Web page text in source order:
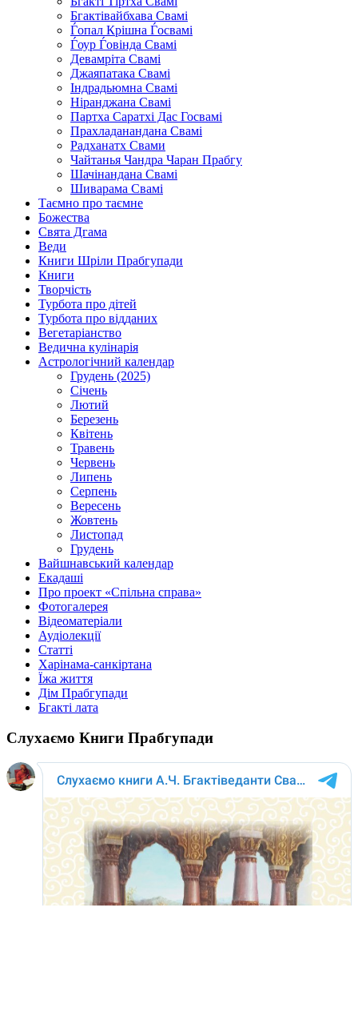
Бгактівайбхава Свамі
Ѓопал Крішна Ѓосвамі
Ѓоур Ѓовінда Свамі
Девамріта Свамі
Джаяпатака Свамі
Індрадьюмна Свамі
Ніранджана Свамі
Партха Саратхі Дас Госвамі
Прахладанандана Свамі
Радханатх Свами
Чайтанья Чандра Чаран Прабгу
Шачінандана Свамі
Шиварама Свамі
Таємно про таємне
Божества
Свята Дгама
Веди
Книги Шріли Прабгупади
Книги
Творчість
Турбота про дітей
Турбота про відданих
Вегетаріанство
Ведична кулінарія
Астрологічний календар
Грудень (2025)
Січень
Лютий
Березень
Квітень
Травень
Червень
Липень
Серпень
Вересень
Жовтень
Листопад
Грудень
Вайшнавський календар
Екадаші
Про проект «Спільна справа»
Фотогалерея
Відеоматеріали
Аудіолекції
Статті
Харінама-санкіртана
Їжа життя
Дім Прабгупади
Бгакті лата
Слухаємо Книги Прабгупади